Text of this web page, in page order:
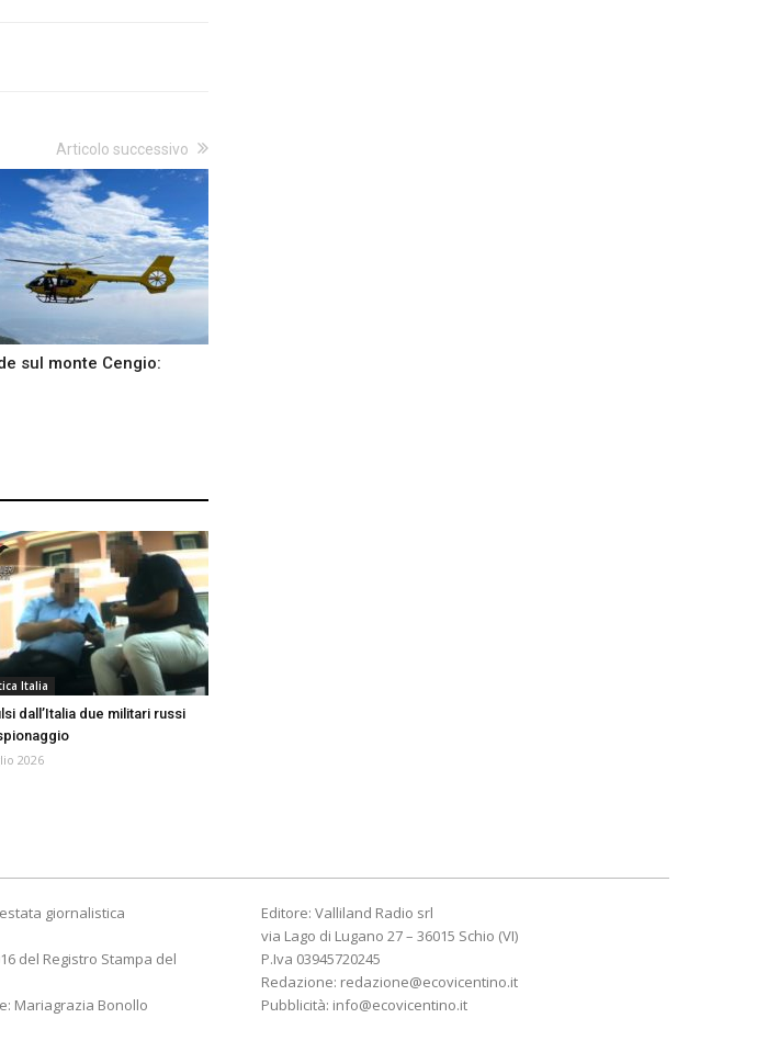
Articolo successivo
sul monte Cengio:
Italia
dall’Italia due militari russi
2026
giornalistica
del Registro Stampa del
Mariagrazia Bonollo
Editore: Valliland Radio srl
via Lago di Lugano 27 – 36015 Schio (VI)
P.Iva 03945720245
Redazione: redazione@ecovicentino.it
Pubblicità: info@ecovicentino.it